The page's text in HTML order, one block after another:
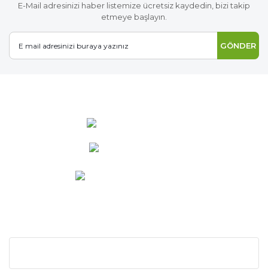
E-Mail adresinizi haber listemize ücretsiz kaydedin, bizi takip
etmeye başlayın.
GÖNDER